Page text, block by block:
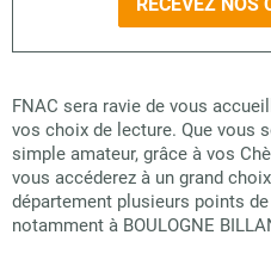
FNAC sera ravie de vous
vos choix de lecture. Que vous
simple amateur, grâce à vos
vous accéderez à un grand
département plusieurs points
notamment à BOULOGNE